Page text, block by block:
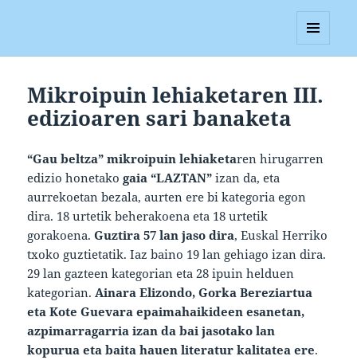
Mikroipuin lehiaketaren III.
edizioaren sari banaketa
“Gau beltza” mikroipuin lehiaketaren hirugarren
edizio honetakogaia “LAZTAN” izan da, eta
aurrekoetan bezala, aurten ere bi kategoria egon
dira. 18 urtetik beherakoena eta 18 urtetik
gorakoena.Guztira 57 lan jaso dira, Euskal Herriko
txoko guztietatik. Iaz baino 19 lan gehiago izan dira.
29 lan gazteen kategorian eta 28 ipuin helduen
kategorian.Ainara Elizondo, Gorka Bereziartua
eta Kote Guevara epaimahaikideen esanetan,
azpimarragarria izan da bai jasotako lan
kopurua eta baita hauen literatur kalitatea ere.